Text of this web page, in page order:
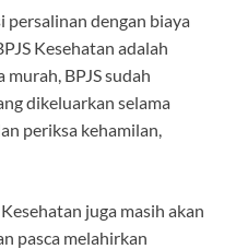
persalinan dengan biaya
Kesehatan adalah
BPJS sudah
dikeluarkan selama
periksa kehamilan,
juga masih akan
pasca melahirkan